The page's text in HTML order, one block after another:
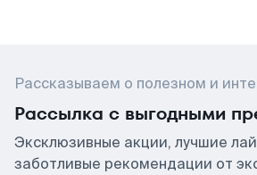
Рассказываем о полезном и
Рассылка с выгодными
Эксклюзивные акции, лучшие
заботливые рекомендации от